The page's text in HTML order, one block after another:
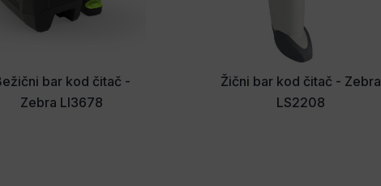
bar kod čitač -
Zebra LI3678
Žični bar kod čitač - Zebra
LS2208